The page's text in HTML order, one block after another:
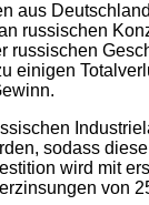
aus
russischen
russischen
einigen
sodass
wird mit
von